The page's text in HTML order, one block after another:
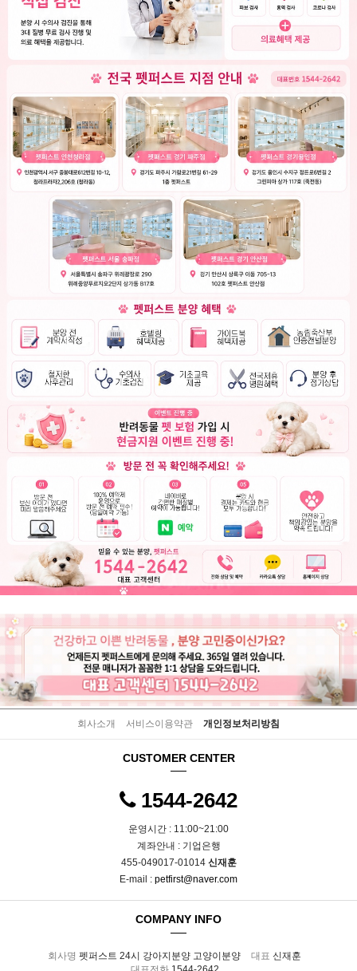
회사소개 서비스이용약관 개인정보처리방침
CUSTOMER CENTER
1544-2642
운영시간 : 11:00~21:00
계좌안내 : 기업은행
455-049017-01014 신재훈
E-mail : petfirst@naver.com
COMPANY INFO
회사명 펫퍼스트 24시 강아지분양 고양이분양 대표 신재훈